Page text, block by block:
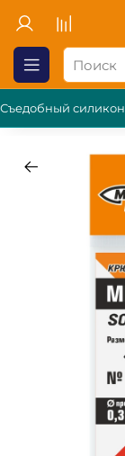
Съедобный силикон